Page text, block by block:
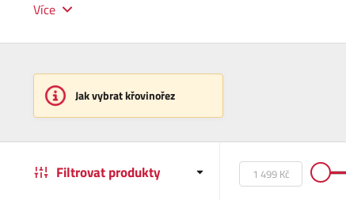
Více
Jak vybrat křovinořez
Filtrovat produkty